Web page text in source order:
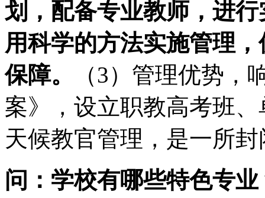
划，配备专业教师，进
用科学的方法实施管理
保障。
（3）管理优势，
案》，设立职教高考班
天候教官管理，是一所
问：学校有哪些特色专业